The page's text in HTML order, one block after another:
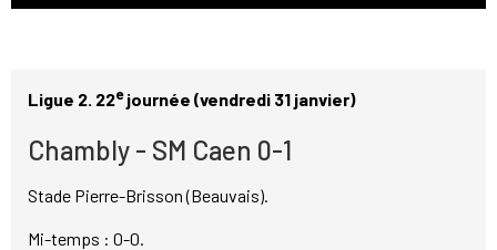
Ligue 2. 22ejournée (vendredi 31 janvier)
Chambly - SM Caen 0-1
Stade Pierre-Brisson (Beauvais).
Mi-temps : 0-0.